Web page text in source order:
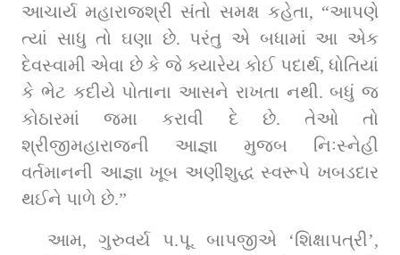
આચાર્ય મહારાજશ્રી સંતો સમક્ષ કહેતા, “આપણે
ત્યાં સાધુ તો ઘણા છે. પરંતુ એ બધામાં આ એક
દેવસ્વામી એવા છે કે જે ક્યારેય કોઈ પદાર્થ, ધોતિયાં
કે ભેટ કદીયે પોતાના આસને રાખતા નથી. બધું જ
કોઠારમાં જમા કરાવી દે છે. તેઓ તો
શ્રીજીમહારાજની આજ્ઞા મુજબ નિઃસ્નેહી
વર્તમાનની આજ્ઞા ખૂબ અણીશુદ્ધ સ્વરૂપે ખબડદાર
થઈને પાળે છે.”
આમ, ગુરુવર્ય પ.પૂ. બાપજીએ ‘શિક્ષાપત્રી’,